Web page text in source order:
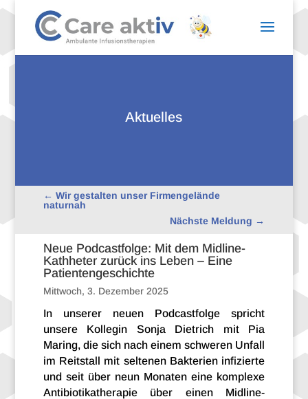
Aktuelles
← Wir gestal­ten unser Firmen­ge­lände
naturnah
Nächste Meldung →
Neue Podcastfolge: Mit dem Midline-
Kathheter zurück ins Leben – Eine
Patientengeschichte
Mitt­woch, 3. Dezem­ber 2025
In unse­rer neuen Podcast­folge spricht
unsere Kolle­gin Sonja Diet­rich mit Pia
Maring, die sich nach einem schwe­ren Unfall
im Reit­stall mit selte­nen Bakte­rien infi­zierte
und seit über neun Mona­ten eine komplexe
Anti­bio­ti­ka­the­ra­pie über einen Midline-